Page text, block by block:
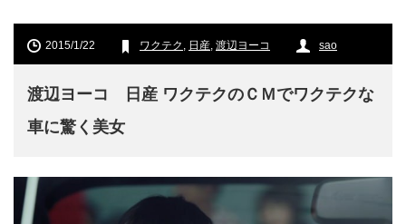
2015/1/22 ワクテク , 日産, 渡辺ヨーコ sao
渡辺ヨーコ 日産 ワクテクのＣＭでワクテクな
車に驚く美女